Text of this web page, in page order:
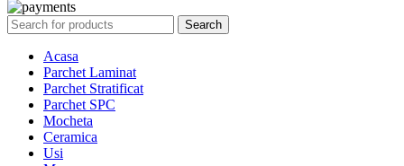
Search
Acasa
Parchet Laminat
Parchet Stratificat
Parchet SPC
Mocheta
Ceramica
Usi